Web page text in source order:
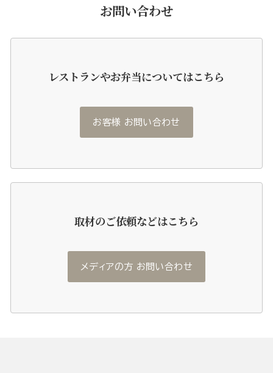
お問い合わせ
レストランやお弁当についてはこちら
お客様 お問い合わせ
取材のご依頼などはこちら
メディアの方 お問い合わせ